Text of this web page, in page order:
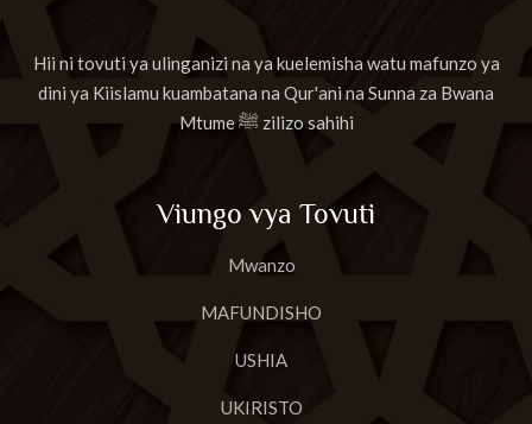
Hii ni tovuti ya ulinganizi na ya kuelemisha watu mafunzo ya
dini ya Kiislamu kuambatana na Qur'ani na Sunna za Bwana
Mtume ﷺ zilizo sahihi
Viungo vya Tovuti
Mwanzo
MAFUNDISHO
USHIA
UKIRISTO